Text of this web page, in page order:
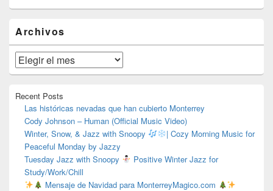
área
de
widget
barra
lateral
Archivos
Archivos
Recent Posts
Las históricas nevadas que han cubierto Monterrey
Cody Johnson – Human (Official Music Video)
Winter, Snow, & Jazz with Snoopy
| Cozy Morning Music for
Peaceful Monday by Jazzy
Tuesday Jazz with Snoopy
Positive Winter Jazz for
Study/Work/Chill
Mensaje de Navidad para MonterreyMagico.com